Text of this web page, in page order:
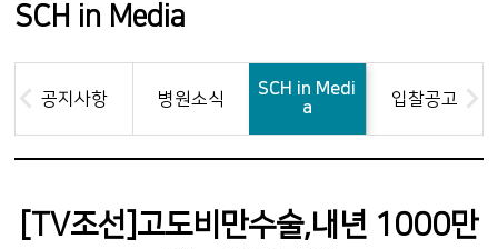
SCH in Media
공지사항 병원소식
SCH in Medi
a
입찰공고
[TV조선]고도비만수술,내년 1000만